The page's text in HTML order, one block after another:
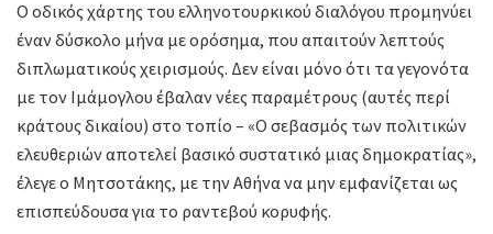
Ο οδικός χάρτης του ελληνοτουρκικού διαλόγου προμηνύει
έναν δύσκολο μήνα με ορόσημα, που απαιτούν λεπτούς
διπλωματικούς χειρισμούς. Δεν είναι μόνο ότι τα γεγονότα
με τον Ιμάμογλου έβαλαν νέες παραμέτρους (αυτές περί
κράτους δικαίου) στο τοπίο – «Ο σεβασμός των πολιτικών
ελευθεριών αποτελεί βασικό συστατικό μιας δημοκρατίας»,
έλεγε ο Μητσοτάκης, με την Αθήνα να μην εμφανίζεται ως
επισπεύδουσα για το ραντεβού κορυφής.